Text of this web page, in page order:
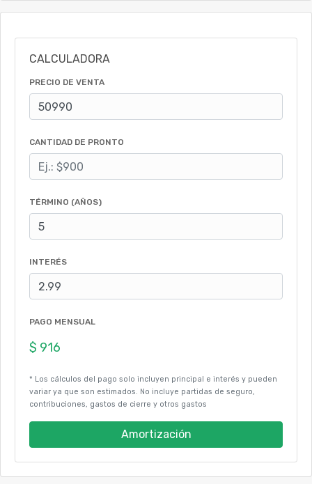
CALCULADORA
PRECIO DE VENTA
CANTIDAD DE PRONTO
TÉRMINO (AÑOS)
INTERÉS
PAGO MENSUAL
* Los cálculos del pago solo incluyen principal e interés y pueden
variar ya que son estimados. No incluye partidas de seguro,
contribuciones, gastos de cierre y otros gastos
Amortización